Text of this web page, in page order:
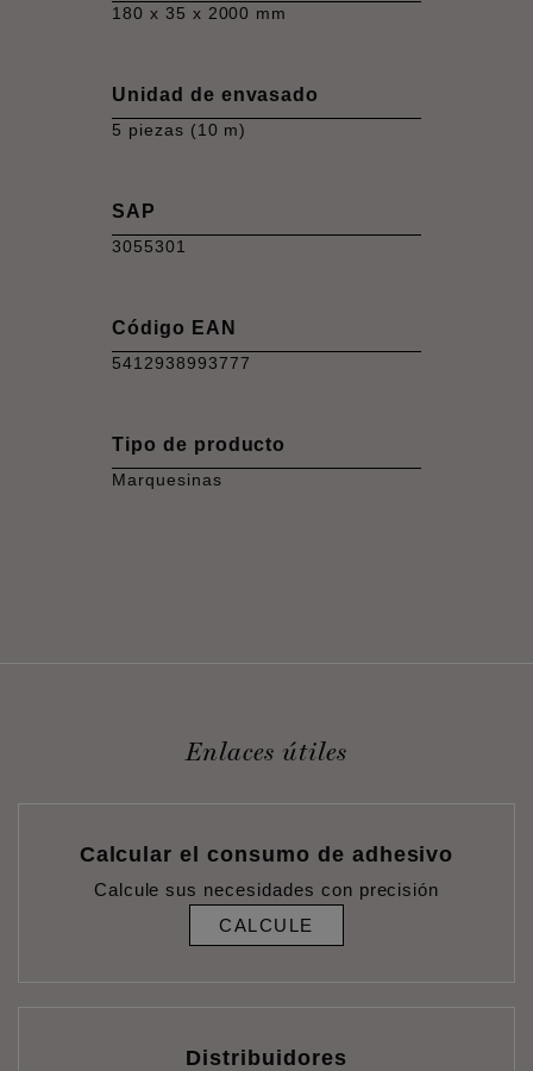
180 x 35 x 2000 mm
Unidad de envasado
5 piezas (10 m)
SAP
3055301
Código EAN
5412938993777
Tipo de producto
Marquesinas
Enlaces útiles
Calcular el consumo de adhesivo
Calcule sus necesidades con precisión
CALCULE
Distribuidores